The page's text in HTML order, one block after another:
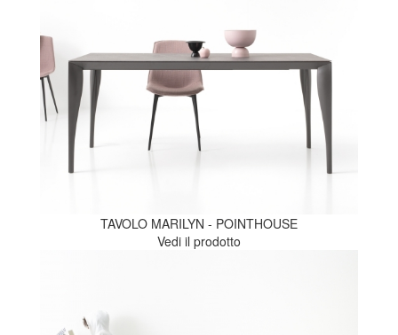
TAVOLO MARILYN - POINTHOUSE
Vedi il prodotto